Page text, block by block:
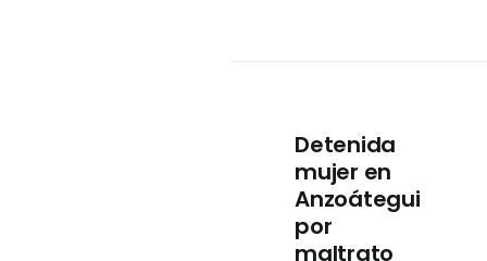
Detenida
mujer en
Anzoátegui
por
maltrato